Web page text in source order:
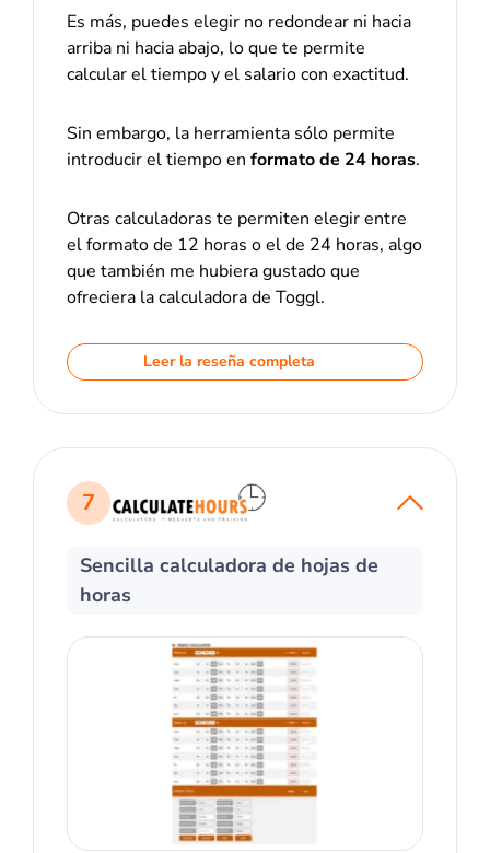
Es más, puedes elegir no redondear ni hacia
arriba ni hacia abajo, lo que te permite
calcular el tiempo y el salario con exactitud.
Sin embargo, la herramienta sólo permite
introducir el tiempo en formato de 24 horas.
Otras calculadoras te permiten elegir entre
el formato de 12 horas o el de 24 horas, algo
que también me hubiera gustado que
ofreciera la calculadora de Toggl.
Leer la reseña completa
7
Sencilla calculadora de hojas de
horas